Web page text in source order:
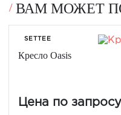
ВАМ МОЖЕТ
SETTEE
Кресло Oasis
Цена по запросу